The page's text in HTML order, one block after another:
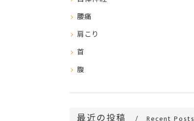
腰痛
肩こり
首
腹
Recent Posts